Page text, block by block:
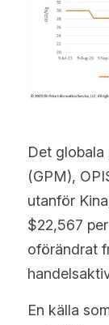
Det globala
(GPM),
utanför
$22,567
oförändrat
En källa